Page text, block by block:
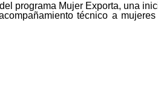
programa Mujer Exporta, una
técnico a